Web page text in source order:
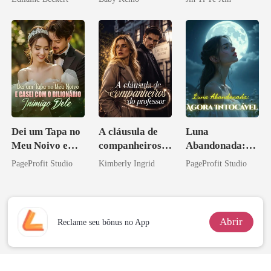
Dei um Tapa no
Meu Noivo e
Casei com o
PageProfit Studio
A cláusula de
companheiros
do professor
Kimberly Ingrid
Luna
Abandonada:
Agora Intocável
PageProfit Studio
Reclame seu bônus no App Abrir